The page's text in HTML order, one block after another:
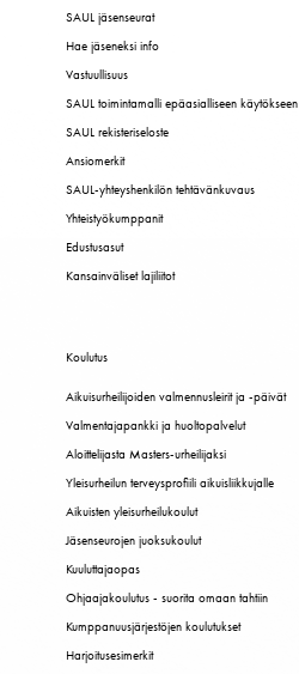
SAUL jäsenseurat
Hae jäseneksi info
Vastuullisuus
SAUL toimintamalli epäasialliseen käytökseen
SAUL rekisteriseloste
Ansiomerkit
SAUL-yhteyshenkilön tehtävänkuvaus
Yhteistyökumppanit
Edustusasut
Kansainväliset lajiliitot
Koulutus
Aikuisurheilijoiden valmennusleirit ja -päivät
Valmentajapankki ja huoltopalvelut
Aloittelijasta Masters-urheilijaksi
Yleisurheilun terveysprofiili aikuisliikkujalle
Aikuisten yleisurheilukoulut
Jäsenseurojen juoksukoulut
Kuuluttajaopas
Ohjaajakoulutus - suorita omaan tahtiin
Kumppanuusjärjestöjen koulutukset
Harjoitusesimerkit